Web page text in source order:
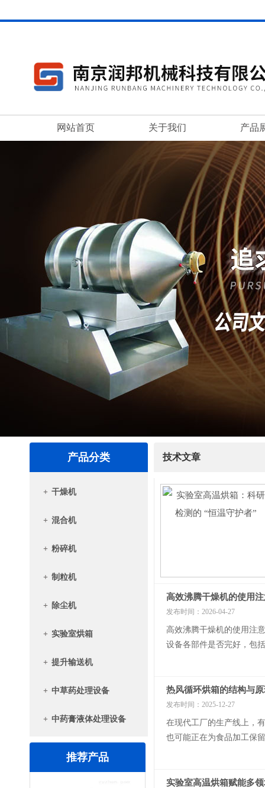
网站首页 关于我们 产品
产品分类
+ 干燥机
+ 混合机
+ 粉碎机
+ 制粒机
+ 除尘机
+ 实验室烘箱
+ 提升输送机
+ 中草药处理设备
+ 中药膏液体处理设备
推荐产品
技术文章
高效沸腾干燥机的使用
发布时间：2026-04-27
高效沸腾干燥机‌的使用注
设备各部件是否完好，包
热风循环烘箱的结构与
发布时间：2025-12-27
在现代工厂的生产线上，
也可能正在为食品加工保
实验室高温烘箱赋能多